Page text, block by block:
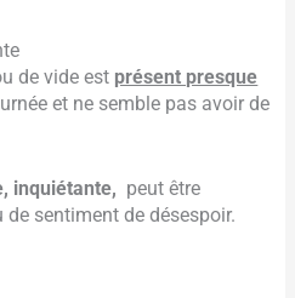
de vide est présent presque
et ne semble pas avoir de
inquiétante, peut être
sentiment de désespoir.